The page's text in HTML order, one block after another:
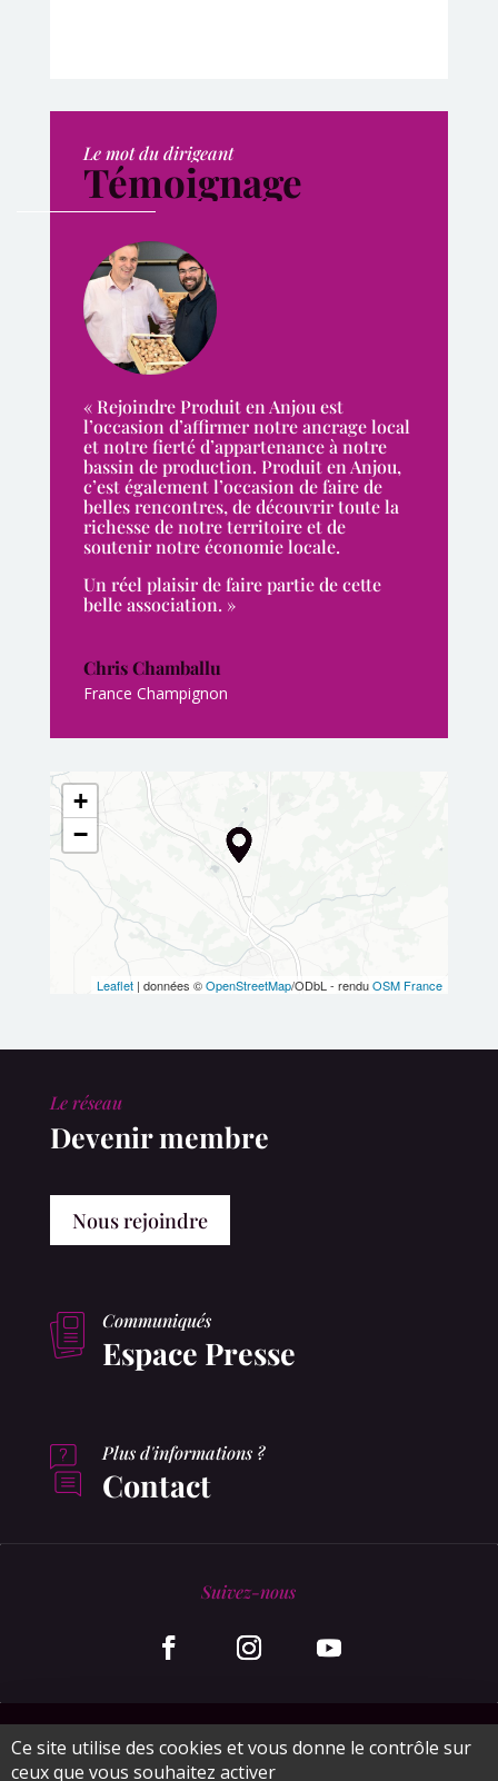
Le mot du dirigeant
Témoignage
« Rejoindre Produit en Anjou est
l’occasion d’affirmer notre ancrage local
et notre fierté d’appartenance à notre
bassin de production. Produit en Anjou,
c’est également l’occasion de faire de
belles rencontres, de découvrir toute la
richesse de notre territoire et de
soutenir notre économie locale.
Un réel plaisir de faire partie de cette
belle association. »
Chris Chamballu
France Champignon
+
−
Leaflet | données ©OpenStreetMap/ODbL - renduOSM France
Le réseau
Devenir membre
Nous rejoindre
Communiqués
Espace Presse
Plus d'informations ?
Contact
Suivez-nous
© MonaGraphic 2020
Ce site utilise des cookies et vous donne le contrôle sur
ceux que vous souhaitez activer